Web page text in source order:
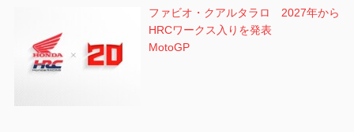
ファビオ・クアルタラロ 2027年から
HRCワークス入りを発表
MotoGP